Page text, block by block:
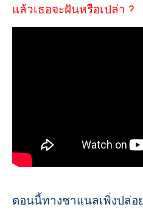
แล้วเธอจะฝันหรือเปล่า ?
ตอนนี้ทางชาแนลเพิ่งปล่อ